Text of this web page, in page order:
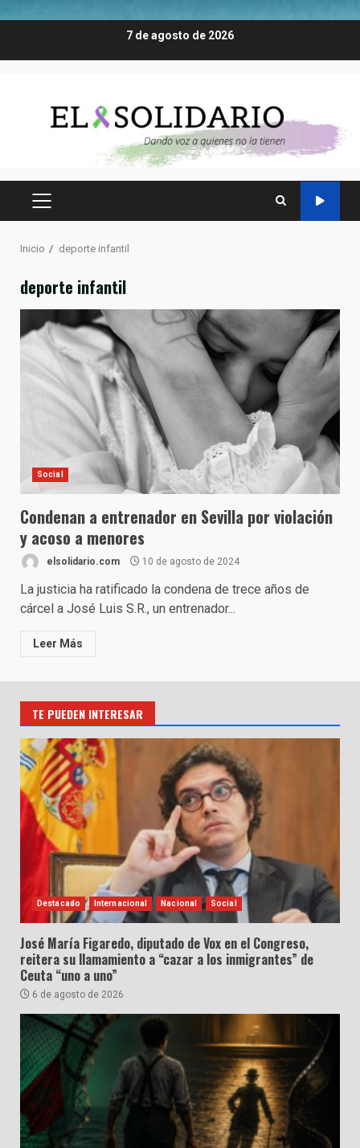
7 de agosto de 2026
MENÚ
Inicio deporte infantil
deporte infantil
Social
Condenan a entrenador en Sevilla por violación
y acoso a menores
elsolidario.com 10 de agosto de 2024
La justicia ha ratificado la condena de trece años de
cárcel a José Luis S.R., un entrenador...
Leer Más
TE PUEDEN INTERESAR
Destacado Internacional Nacional Social
José María Figaredo, diputado de Vox en el Congreso,
reitera su llamamiento a “cazar a los inmigrantes” de
Ceuta “uno a uno”
6 de agosto de 2026